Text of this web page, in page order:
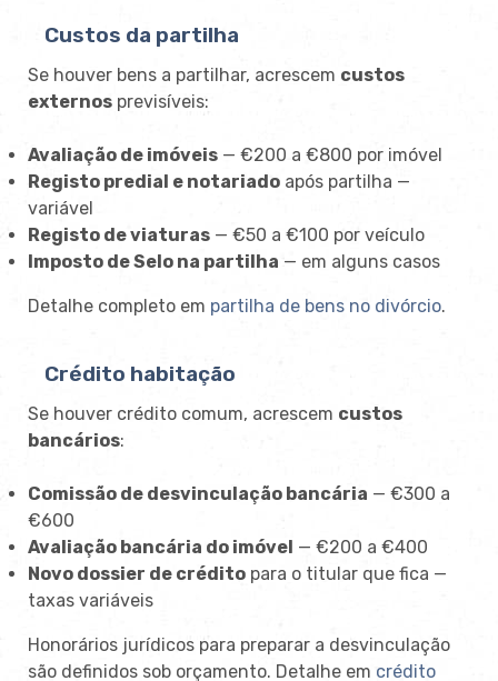
Custos da partilha
Se houver bens a partilhar, acrescem custos
externos previsíveis:
Avaliação de imóveis — €200 a €800 por imóvel
Registo predial e notariado após partilha —
variável
Registo de viaturas — €50 a €100 por veículo
Imposto de Selo na partilha — em alguns casos
Detalhe completo em partilha de bens no divórcio.
Crédito habitação
Se houver crédito comum, acrescem custos
bancários:
Comissão de desvinculação bancária — €300 a
€600
Avaliação bancária do imóvel — €200 a €400
Novo dossier de crédito para o titular que fica —
taxas variáveis
Honorários jurídicos para preparar a desvinculação
são definidos sob orçamento. Detalhe em crédito